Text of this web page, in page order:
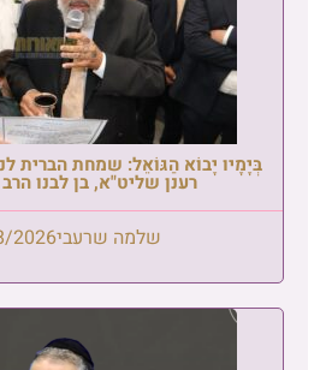
בְּיָמָיו יָבוֹא הַגּוֹאֵל: שמחת הברית
רענן שליט"א, בן לבנו
שלמה שרעבי2026